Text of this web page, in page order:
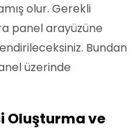
olur. Gerekli
panel arayüzüne
Bundan
üzerinde
Oluşturma ve